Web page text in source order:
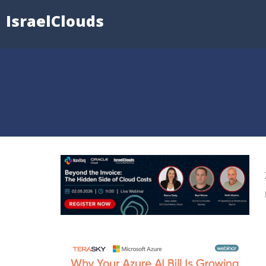
IsraelClouds